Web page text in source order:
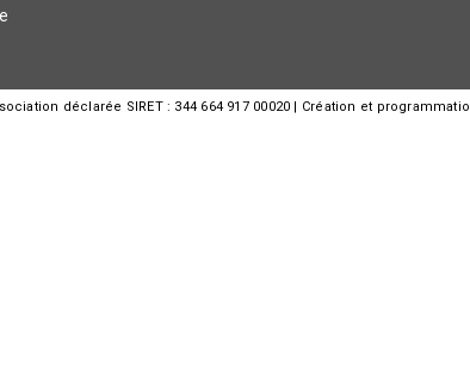
déclarée SIRET : 344 664 917 00020 | Création et